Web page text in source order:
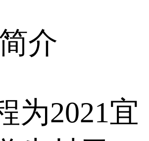
介
为2021宜